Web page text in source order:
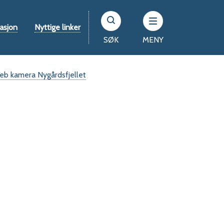
Nyttige linker
SØK
MENY
kamera Nygårdsfjellet